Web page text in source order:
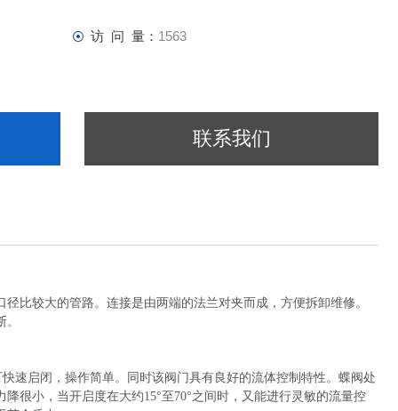
访 问 量： 1563
联系我们
比较大的管路。连接是由两端的法兰对夹而成，方便拆卸维修。
速启闭，操作简单。同时该阀门具有良好的流体控制特性。蝶阀处
很小，当开启度在大约15°至70°之间时，又能进行灵敏的流量控